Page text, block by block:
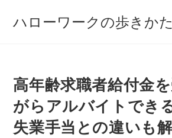
ハローワークの歩きかた
高年齢求職者給付金
がらアルバイトでき
失業手当との違いも